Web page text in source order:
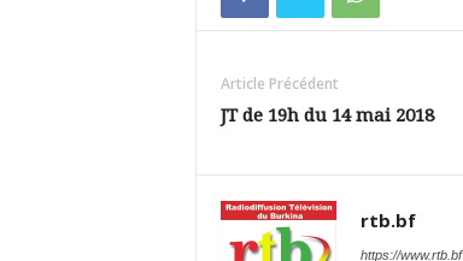
u
Article Précédent
JT de 19h du 14 mai 2018
rtb.bf
https://www.rtb.bf